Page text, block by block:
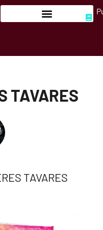
TAVARES
TAVARES